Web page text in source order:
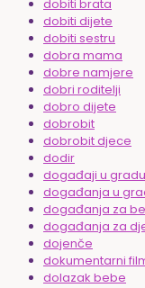
dobiti brata
dobiti dijete
dobiti sestru
dobra mama
dobre namjere
dobri roditelji
dobro dijete
dobrobit
dobrobit djece
dodir
događaji u gradu
događanja u
događanja za
događanja za
dojenče
dokumentarni
dolazak bebe